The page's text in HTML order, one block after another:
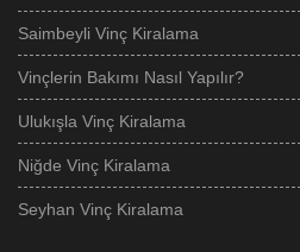
Saimbeyli Vinç Kiralama
Vinçlerin Bakımı Nasıl Yapılır?
Ulukışla Vinç Kiralama
Niğde Vinç Kiralama
Seyhan Vinç Kiralama